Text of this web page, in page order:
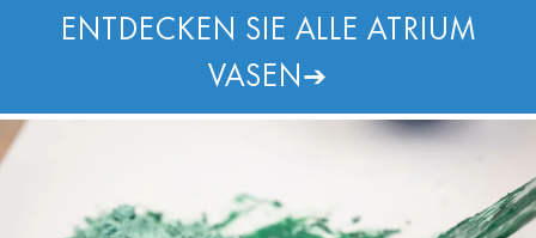
ENTDECKEN SIE ALLE ATRIUM
VASEN➔